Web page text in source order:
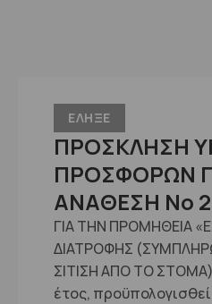
ΕΛΗΞΕ
ΠΡΟΣΚΛΗΣΗ
ΠΡΟΣΦΟΡΩΝ
ΑΝΑΘΕΣΗ No
ΓΙΑ ΤΗΝ ΠΡΟΜΗΘΕΙΑ
ΔΙΑΤΡΟΦΗΣ
ΣΙΤΙΣΗ ΑΠΟ ΤΟ
έτος,